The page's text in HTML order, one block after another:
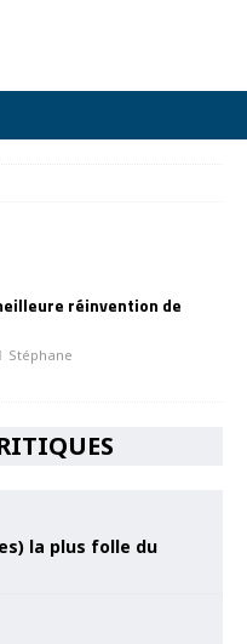
réinvention de
Stéphane
la plus folle du